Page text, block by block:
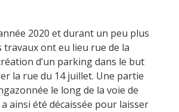
2020 et durant un peu plus
travaux ont eu lieu rue de la
d’un parking dans le but
la rue du 14 juillet. Une partie
le long de la voie de
ainsi été décaissée pour laisser